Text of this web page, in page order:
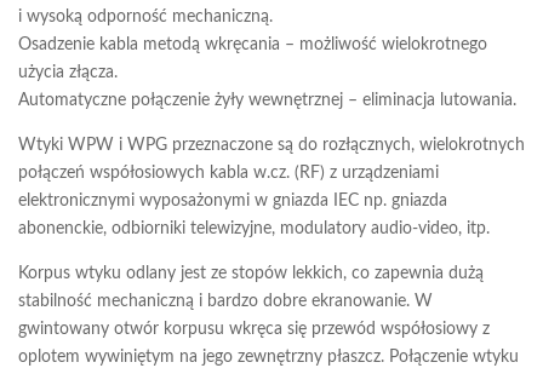
i wysoką odporność mechaniczną.
Osadzenie kabla metodą wkręcania – możliwość wielokrotnego
użycia złącza.
Automatyczne połączenie żyły wewnętrznej – eliminacja lutowania.
Wtyki WPW i WPG przeznaczone są do rozłącznych, wielokrotnych
połączeń współosiowych kabla w.cz. (RF) z urządzeniami
elektronicznymi wyposażonymi w gniazda IEC np. gniazda
abonenckie, odbiorniki telewizyjne, modulatory audio-video, itp.
Korpus wtyku odlany jest ze stopów lekkich, co zapewnia dużą
stabilność mechaniczną i bardzo dobre ekranowanie. W
gwintowany otwór korpusu wkręca się przewód współosiowy z
oplotem wywiniętym na jego zewnętrzny płaszcz. Połączenie wtyku